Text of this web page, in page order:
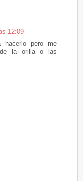
12:09
hacerlo pero me
de la orilla o las